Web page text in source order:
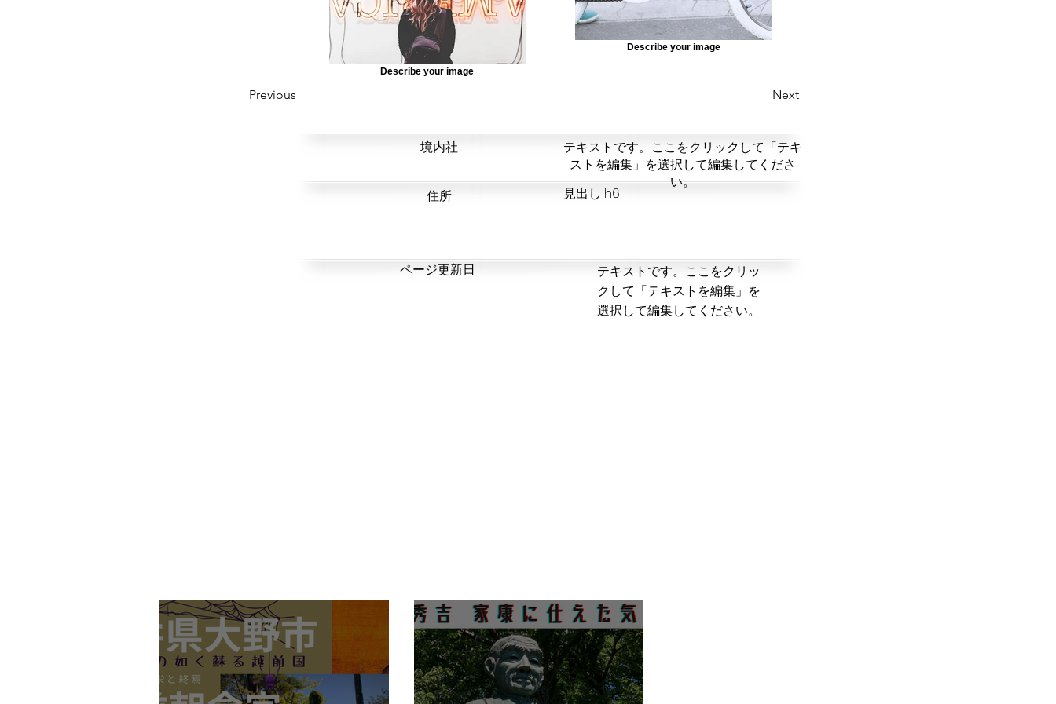
Previous
Describe your image
Describe your image
Next
テキストです。ここをクリックして「テキ
ストを編集」を選択して編集してくださ
い。
​境内社
見出し h6
​住所
​ページ更新日
テキストです。ここをクリッ
クして「テキストを編集」を
選択して編集してください。